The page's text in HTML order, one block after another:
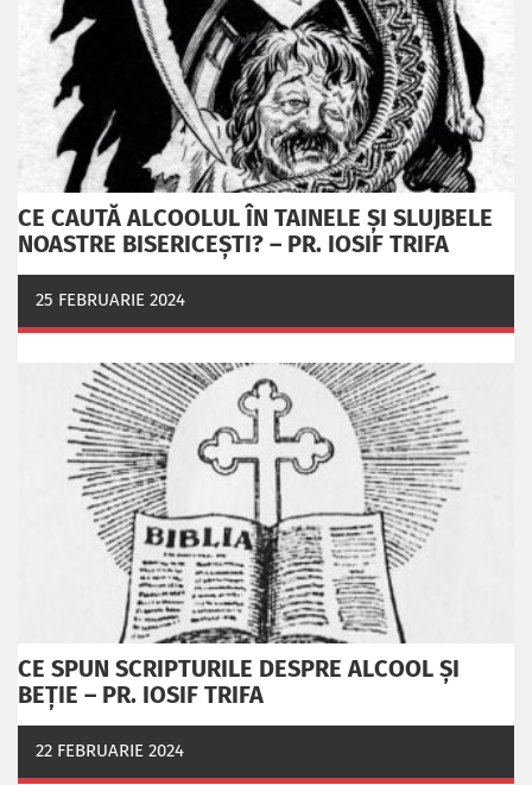
CE CAUTĂ ALCOOLUL ÎN TAINELE ŞI SLUJBELE
NOASTRE BISERICEŞTI? – PR. IOSIF TRIFA
25 FEBRUARIE 2024
CE SPUN SCRIPTURILE DESPRE ALCOOL ȘI
BEȚIE – PR. IOSIF TRIFA
22 FEBRUARIE 2024